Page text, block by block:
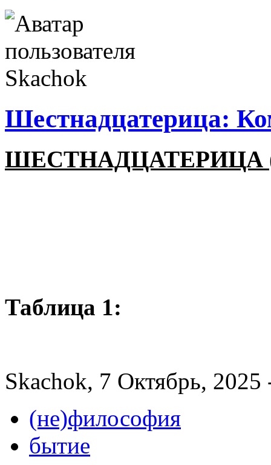
Шестнадцатерица:
ШЕСТНАДЦАТЕРИЦА
Таблица 1:
Skachok, 7 Октябрь, 2025
(не)философия
бытие